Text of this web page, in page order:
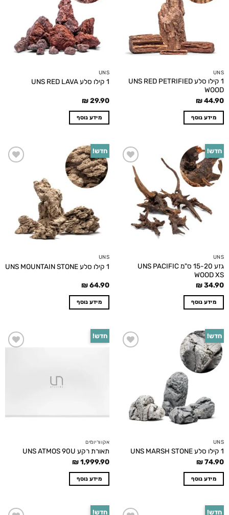
UNS
1 קילו סלע UNS RED PETRIFIED
WOOD
₪44.90
מידע נוסף
UNS
1 קילו סלע UNS RED LAVA
₪29.90
מידע נוסף
חדש!
Add to
wishlist
UNS
גזע 15-20 ס"מ UNS PACIFIC
WOOD XS
₪34.90
מידע נוסף
חדש!
UNS
1 קילו סלע UNS MOUNTAIN STONE
₪64.90
מידע נוסף
חדש!
UNS
1 קילו סלע UNS MARSH STONE
₪74.90
מידע נוסף
חדש!
אקווריומים
תאורת רקע UNS ATMOS 90U
₪1,999.90
מידע נוסף
חדש! חדש!